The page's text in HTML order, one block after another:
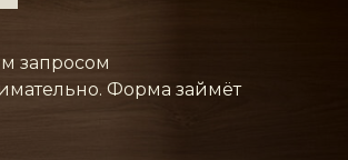
запросом
Форма займёт